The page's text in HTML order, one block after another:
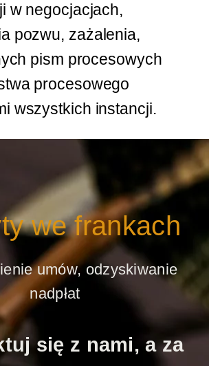
w negocjacjach,
pozwu, zażalenia,
pism procesowych
procesowego
wszystkich instancji.
we frankach
umów, odzyskiwanie
nadpłat
się z nami, a za